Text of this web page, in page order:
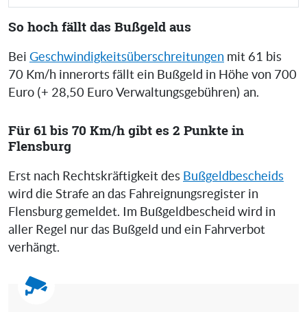
So hoch fällt das Bußgeld aus
Bei Geschwindigkeitsüberschreitungen mit 61 bis
70 Km/h innerorts fällt ein Bußgeld in Höhe von 700
Euro (+ 28,50 Euro Verwaltungsgebühren) an.
Für 61 bis 70 Km/h gibt es 2 Punkte in
Flensburg
Erst nach Rechtskräftigkeit des Bußgeldbescheids
wird die Strafe an das Fahreignungsregister in
Flensburg gemeldet. Im Bußgeldbescheid wird in
aller Regel nur das Bußgeld und ein Fahrverbot
verhängt.